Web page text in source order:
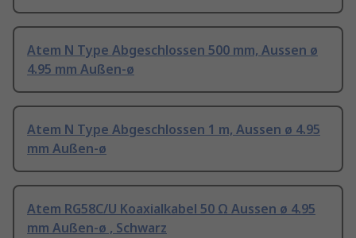
Atem N Type Abgeschlossen 500 mm, Aussen ø
4.95 mm Außen-ø
Atem N Type Abgeschlossen 1 m, Aussen ø 4.95
mm Außen-ø
Atem RG58C/U Koaxialkabel 50 Ω Aussen ø 4.95
mm Außen-ø , Schwarz